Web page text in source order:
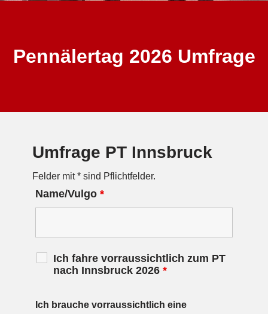
Pennälertag 2026 Umfrage
Umfrage PT Innsbruck
Felder mit * sind Pflichtfelder.
Name/Vulgo *
Ich fahre vorraussichtlich zum PT
nach Innsbruck 2026 *
Ich brauche vorraussichtlich eine